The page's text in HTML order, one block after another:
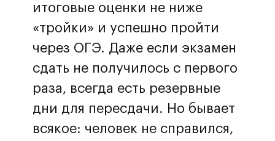
итоговые оценки не ниже
«тройки» и успешно пройти
через ОГЭ. Даже если экзамен
сдать не получилось с первого
раза, всегда есть резервные
дни для пересдачи. Но бывает
всякое: человек не справился,